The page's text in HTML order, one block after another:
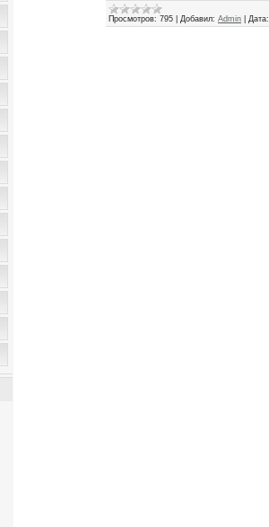
Просмотров: 795 Добавил: Admin Дата: